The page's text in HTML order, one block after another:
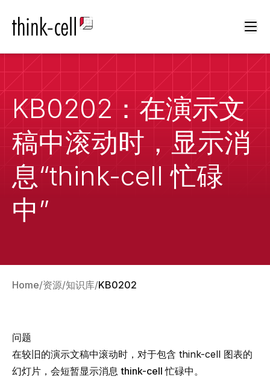
KB0202：在演示文
稿中滚动时，显示消
息“think-cell 忙碌
中”
Home 资源 知识库 KB0202
问题
在较旧的演示文稿中滚动时，对于包含 think-cell 图表的
幻灯片，会短暂显示消息think-cell 忙碌中。